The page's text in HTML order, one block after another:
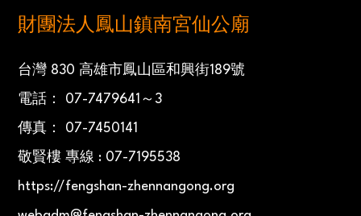
財團法人鳳山鎮南宮仙公廟
台灣 830 高雄市鳳山區和興街189號
電話： 07-7479641～3
傳真： 07-7450141
敬賢樓 專線 : 07-7195538
https://fengshan-zhennangong.org